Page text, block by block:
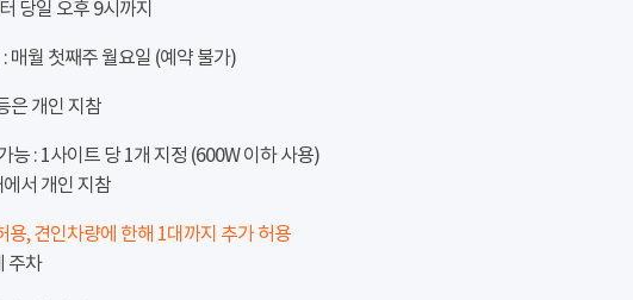
당일 오후 9시까지
매월 첫째주 월요일 (예약 불가)
은 개인 지참
능 : 1사이트 당 1개 지정 (600W 이하 사용)
서 개인 지참
용, 견인차량에 한해 1대까지 추가 허용
주차